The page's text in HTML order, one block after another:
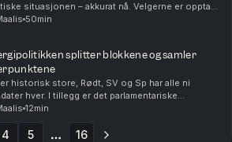
situasjonen – akkurat nå. Velgerne er opptatt
rente og ditto bensinpriser, mens nyhetsbildet
50min
splitter blokkene og samler
er historisk store, Rødt, SV og Sp har alle ni
hver. I tillegg er det parlamentariske
til de tradisjonelle styringspartiene
og Høyre, historisk svakt. Høyre og ...
12min
4 5 16